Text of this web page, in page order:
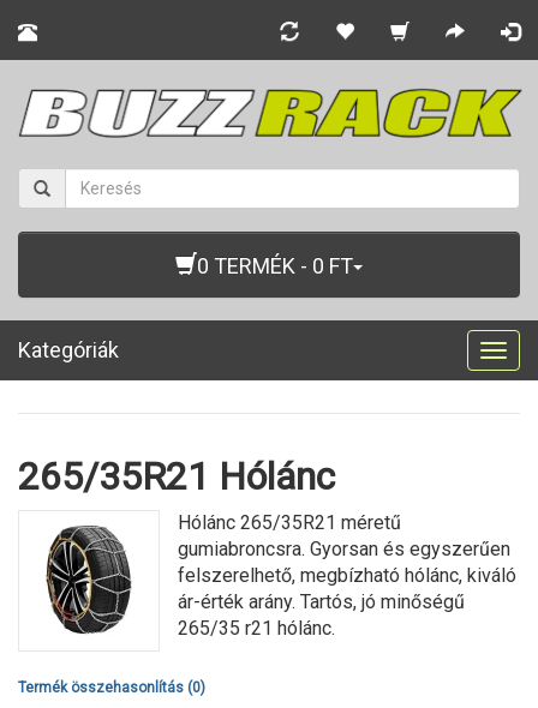
0 TERMÉK - 0 FT
Kategóriák
265/35R21 Hólánc
Hólánc 265/35R21 méretű
gumiabroncsra. Gyorsan és egyszerűen
felszerelhető, megbízható hólánc, kiváló
ár-érték arány. Tartós, jó minőségű
265/35 r21 hólánc.
Termék összehasonlítás (0)